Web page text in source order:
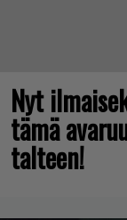
Nyt
tämä
talteen!